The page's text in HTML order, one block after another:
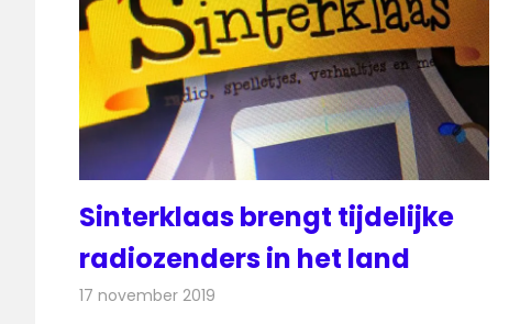
Sinterklaas brengt tijdelijke
radiozenders in het land
17 november 2019